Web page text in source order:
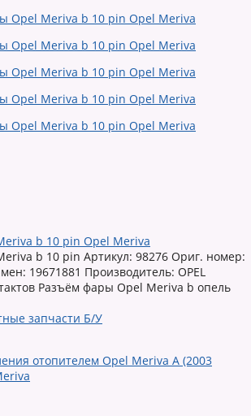
b 10 pin Opel Meriva
b 10 pin Артикул: 98276 Ориг. номер:
19671881 Производитель: OPEL
Разъём фары Opel Meriva b опель
запчасти Б/У